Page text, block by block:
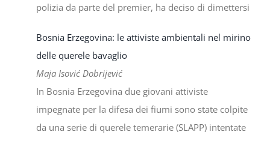
polizia da parte del premier, ha deciso di dimettersi
Bosnia Erzegovina: le attiviste ambientali nel mirino
delle querele bavaglio
Maja Isović Dobrijević
In Bosnia Erzegovina due giovani attiviste
impegnate per la difesa dei fiumi sono state colpite
da una serie di querele temerarie (SLAPP) intentate